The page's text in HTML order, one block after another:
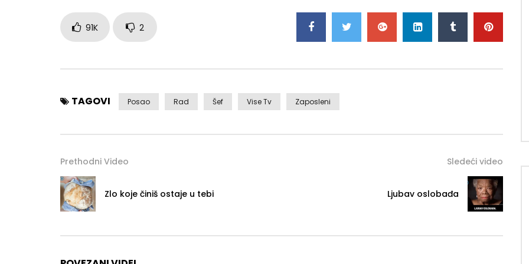
91K 2
TAGOVI Posao Rad Šef Vise Tv Zaposleni
Prethodni Video
Zlo koje činiš ostaje u tebi
Sledeći video
Ljubav oslobađa